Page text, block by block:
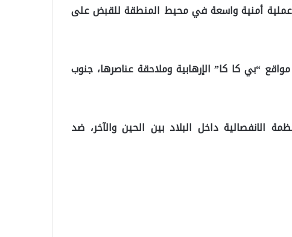
عملية أمنية واسعة في محيط المنطقة للقبض على
“بي كا كا” الإرهابية وملاحقة عناصرها، جنوب
الانفصالية داخل البلاد بين الحين والآخر، ضد